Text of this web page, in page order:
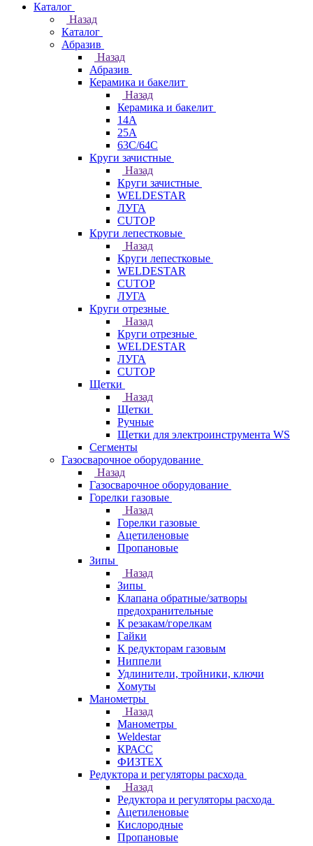
Каталог
Назад
Каталог
Абразив
Назад
Абразив
Керамика и бакелит
Назад
Керамика и бакелит
14А
25А
63С/64С
Круги зачистные
Назад
Круги зачистные
WELDESTAR
ЛУГА
CUTOP
Круги лепестковые
Назад
Круги лепестковые
WELDESTAR
CUTOP
ЛУГА
Круги отрезные
Назад
Круги отрезные
WELDESTAR
ЛУГА
CUTOP
Щетки
Назад
Щетки
Ручные
Щетки для электроинструмента WS
Сегменты
Газосварочное оборудование
Назад
Газосварочное оборудование
Горелки газовые
Назад
Горелки газовые
Ацетиленовые
Пропановые
Зипы
Назад
Зипы
Клапана обратные/затворы
предохранительные
К резакам/горелкам
Гайки
К редукторам газовым
Ниппели
Удлинители, тройники, ключи
Хомуты
Манометры
Назад
Манометры
Weldestar
КРАСС
ФИЗТЕХ
Редуктора и регуляторы расхода
Назад
Редуктора и регуляторы расхода
Ацетиленовые
Кислородные
Пропановые